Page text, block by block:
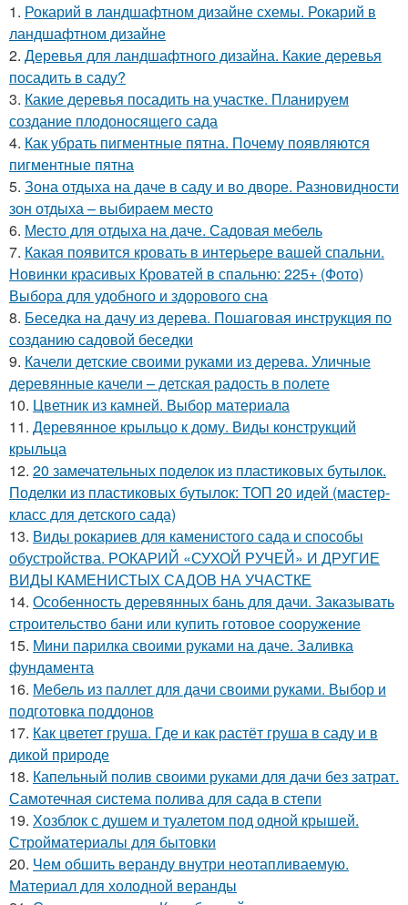
1. Рокарий в ландшафтном дизайне схемы. Рокарий в
ландшафтном дизайне
2. Деревья для ландшафтного дизайна. Какие деревья
посадить в саду?
3. Какие деревья посадить на участке. Планируем
создание плодоносящего сада
4. Как убрать пигментные пятна. Почему появляются
пигментные пятна
5. Зона отдыха на даче в саду и во дворе. Разновидности
зон отдыха – выбираем место
6. Место для отдыха на даче. Садовая мебель
7. Какая появится кровать в интерьере вашей спальни.
Новинки красивых Кроватей в спальню: 225+ (Фото)
Выбора для удобного и здорового сна
8. Беседка на дачу из дерева. Пошаговая инструкция по
созданию садовой беседки
9. Качели детские своими руками из дерева. Уличные
деревянные качели – детская радость в полете
10. Цветник из камней. Выбор материала
11. Деревянное крыльцо к дому. Виды конструкций
крыльца
12. 20 замечательных поделок из пластиковых бутылок.
Поделки из пластиковых бутылок: ТОП 20 идей (мастер-
класс для детского сада)
13. Виды рокариев для каменистого сада и способы
обустройства. РОКАРИЙ «СУХОЙ РУЧЕЙ» И ДРУГИЕ
ВИДЫ КАМЕНИСТЫХ САДОВ НА УЧАСТКЕ
14. Особенность деревянных бань для дачи. Заказывать
строительство бани или купить готовое сооружение
15. Мини парилка своими руками на даче. Заливка
фундамента
16. Мебель из паллет для дачи своими руками. Выбор и
подготовка поддонов
17. Как цветет груша. Где и как растёт груша в саду и в
дикой природе
18. Капельный полив своими руками для дачи без затрат.
Самотечная система полива для сада в степи
19. Хозблок с душем и туалетом под одной крышей.
Стройматериалы для бытовки
20. Чем обшить веранду внутри неотапливаемую.
Материал для холодной веранды